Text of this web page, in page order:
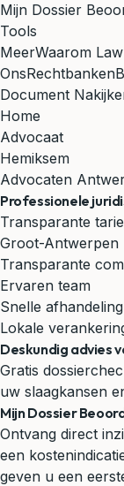
Mijn Dossier
Tools
MeerWaarom
OnsRechtbanken
Document
Home
Advocaat
Hemiksem
Advocaten
Professionele
Transparante
Groot-Antwerpen
Transparante
Ervaren team
Snelle afhandeling
Lokale
Deskundig advies
Gratis
uw slaagkansen
Mijn Dossier
Ontvang direct
een
geven u een